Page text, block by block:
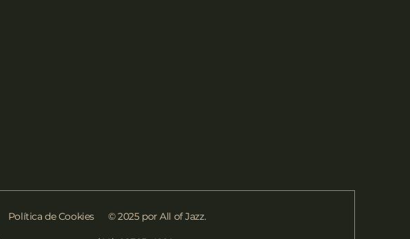
Política de Cookies © 2025 por All of Jazz.